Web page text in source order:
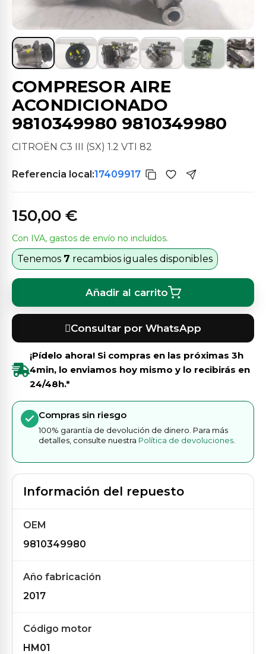
COMPRESOR AIRE
ACONDICIONADO
9810349980 9810349980
CITROËN C3 III (SX) 1.2 VTI 82
Referencia local:17409917
150,00 €
Con IVA, gastos de envío no incluídos.
Tenemos 7 recambios iguales disponibles
Añadir al carrito
Consultar por WhatsApp
¡Pídelo ahora! Si compras en las próximas 3h
4min, lo enviamos hoy mismo y lo recibirás en
24/48h.*
Compras sin riesgo
100% garantía de devolución de dinero. Para más
detalles, consulte nuestra Política de devoluciones
Información del repuesto
OEM
9810349980
Año fabricación
2017
Código motor
HM01